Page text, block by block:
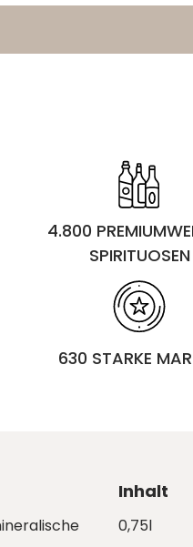
4.800
SPIRITUOSEN
630 STARKE
Inhalt
0,75l